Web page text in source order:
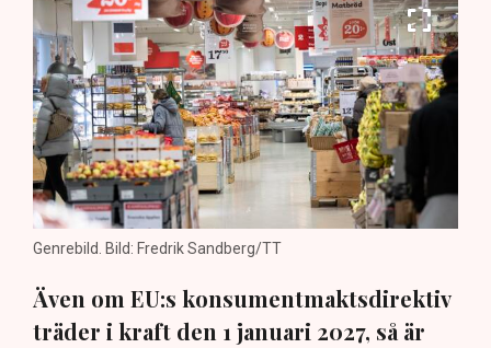
Genrebild. Bild: Fredrik Sandberg/TT
Även om EU:s konsumentmaktsdirektiv
träder i kraft den 1 januari 2027, så är